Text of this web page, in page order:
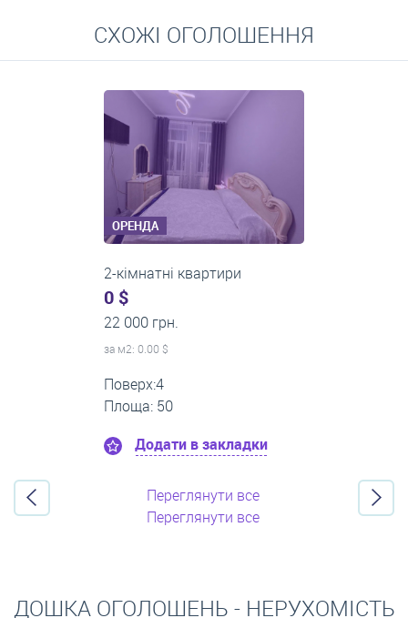
Середні ціни на довготривалу оренду квартир, особняків,
кімнат
СХОЖІ ОГОЛОШЕННЯ
ОРЕНДА
2-кімнатні квартири
0 $
24 000 грн.
за м2: 0.00 $
Поверх:1
Площа: 45
Додати в закладки
Переглянути все
Переглянути все
ДОШКА ОГОЛОШЕНЬ - НЕРУХОМІСТЬ